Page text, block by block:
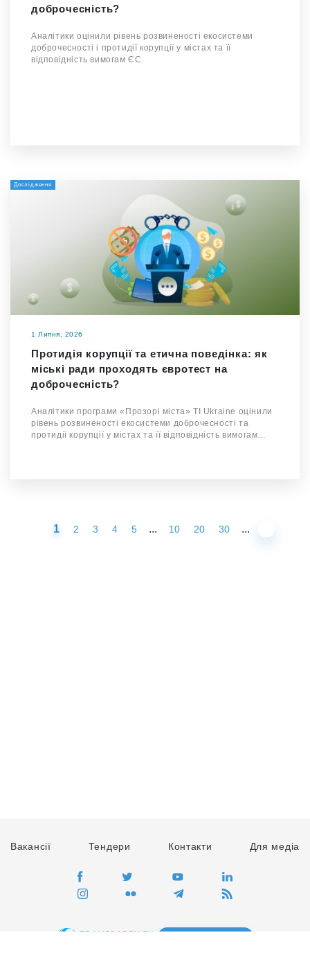
доброчесність?
Аналітики оцінили рівень розвиненості екосистеми
доброчесності і протидії корупції у містах та її
відповідність вимогам ЄС.
Дослідження
1 Липня, 2026
Протидія корупції та етична поведінка: як
міські ради проходять євротест на
доброчесність?
Аналітики програми «Прозорі міста» TI Ukraine оцінили
рівень розвиненості екосистеми доброчесності та
протидії корупції у містах та її відповідність вимогам…
1 2 3 4 5 ... 10 20 30 ...
Вакансії Тендери Контакти Для медіа